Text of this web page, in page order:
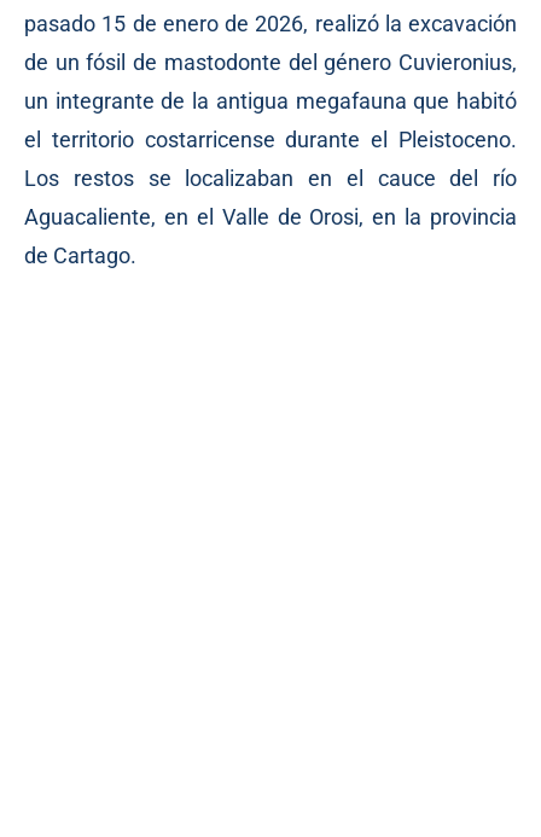
pasado 15 de enero de 2026, realizó la excavación
de un fósil de mastodonte del género Cuvieronius,
un integrante de la antigua megafauna que habitó
el territorio costarricense durante el Pleistoceno.
Los restos se localizaban en el cauce del río
Aguacaliente, en el Valle de Orosi, en la provincia
de Cartago.